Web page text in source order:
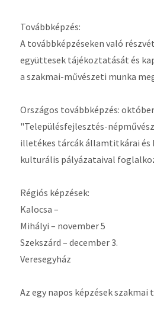
Továbbképzés:
A továbbképzéseken való
együttesek tájékoztatását és
a szakmai-művészeti munka
Országos továbbképzés:
"Településfejlesztés-
illetékes tárcák államtitkárai és
kulturális pályázataival
Régiós képzések:
Kalocsa –
Mihályi – november 5
Szekszárd – december 3.
Veresegyház
Az egy napos képzések